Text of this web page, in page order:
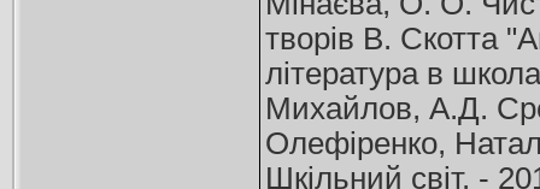
творів В. Скотта
література в
Михайлов, А.Д.
Олефіренко,
Шкільний світ. -